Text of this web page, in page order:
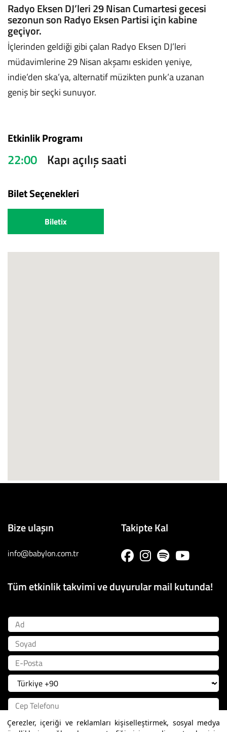
Çerezler, içeriği ve reklamları kişiselleştirmek, sosyal medya
Radyo Eksen DJ’leri 29 Nisan Cumartesi gecesi
sezonun son Radyo Eksen Partisi için kabine
geçiyor.
İçlerinden geldiği gibi çalan Radyo Eksen DJ’leri
müdavimlerine 29 Nisan akşamı eskiden yeniye,
indie’den ska’ya, alternatif müzikten punk’a uzanan
geniş bir seçki sunuyor.
Etkinlik Programı
22:00 Kapı açılış saati
Bilet Seçenekleri
Biletix
Bize ulaşın
info@babylon.com.tr
Takipte Kal
Tüm etkinlik takvimi ve duyurular mail kutunda!
Ad
Soyad
E-Posta
Kayıt Ol